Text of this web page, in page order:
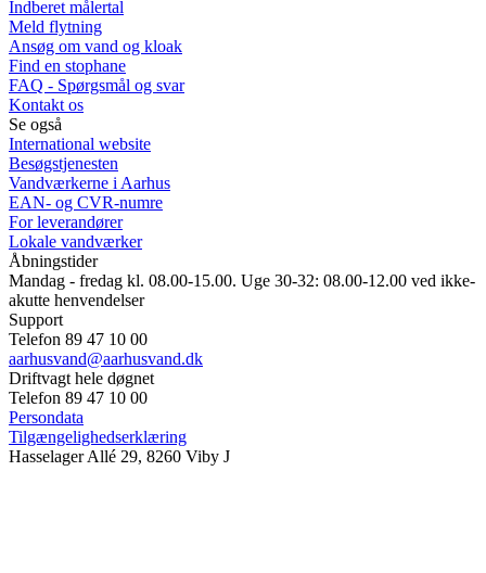
Indberet målertal
Meld flytning
Ansøg om vand og kloak
Find en stophane
FAQ - Spørgsmål og svar
Kontakt os
Se også
International website
Besøgstjenesten
Vandværkerne i Aarhus
EAN- og CVR-numre
For leverandører
Lokale vandværker
Åbningstider
Mandag - fredag kl. 08.00-15.00. Uge 30-32: 08.00-12.00 ved ikke-
akutte henvendelser
Support
Telefon 89 47 10 00
aarhusvand@aarhusvand.dk
Driftvagt hele døgnet
Telefon 89 47 10 00
Persondata
Tilgængelighedserklæring
Hasselager Allé 29, 8260 Viby J